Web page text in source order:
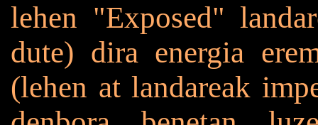
lehen "Exposed"
dute) dira energia
(lehen at landareak